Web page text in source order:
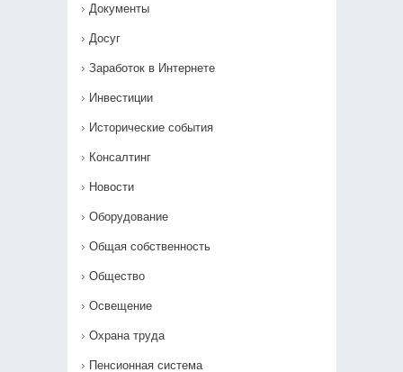
Документы
Досуг
Заработок в Интернете
Инвестиции
Исторические события
Консалтинг
Новости
Оборудование
Общая собственность
Общество
Освещение
Охрана труда
Пенсионная система